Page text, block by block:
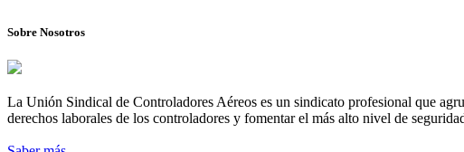
Sobre Nosotros
La Unión Sindical de Controladores Aéreos es un sindicato profesional que
derechos laborales de los controladores y fomentar el más alto nivel de